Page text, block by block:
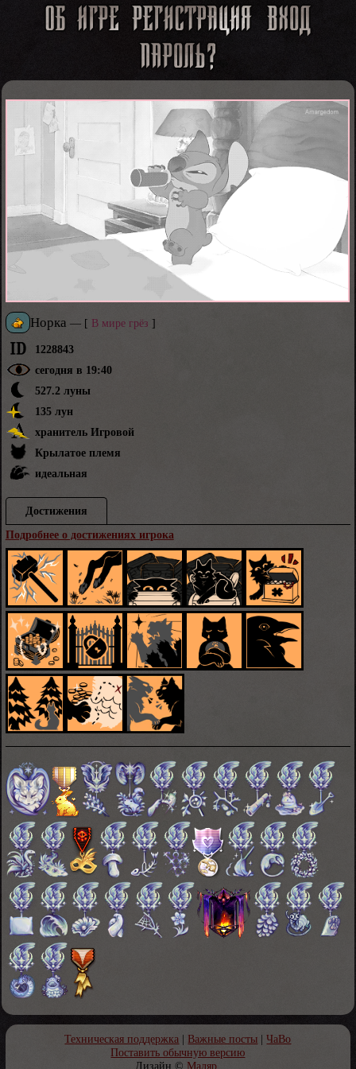
Норка — [ В мире грёз ]
1228843
сегодня в 19:40
527.2 луны
135 лун
хранитель Игровой
Крылатое племя
идеальная
Достижения
Подробнее о достижениях игрока
Техническая поддержка | Важные посты |ЧаВо
Поставить обычную версию
Дизайн © Маляр